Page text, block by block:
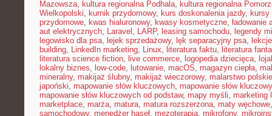
Mazowsza, kultura regionalna Podhala, kultura regionalna
Wielkopolski, kurnik przydomowy, kurs doskonalenia jazdy, kursy
przydomowe, kwas hialuronowy, kwasy kosmetyczne, ładowanie
aut elektrycznych, Laravel , LARP, leasing samochodu, legendy
legowisko dla psa, lejek sprzedażowy, lęk separacyjny psa,
building, LinkedIn marketing, Linux, literatura faktu, literatura
literatura science fiction, live commerce, logopedia dziecięca,
lokalny biznes, low-code, lutowanie, macOS, magazyn ciepła,
mineralny, makijaż ślubny, makijaż wieczorowy, malarstwo polskie
japoński, mapowanie słów kluczowych, mapowanie słów
mapowanie słów kluczowych od podstaw, mapy myśli, marketing
marketplace, marża, matura, matura rozszerzona, maty węchowe
samochodowy, menedżer haseł, mezoterapia, mikrofony,